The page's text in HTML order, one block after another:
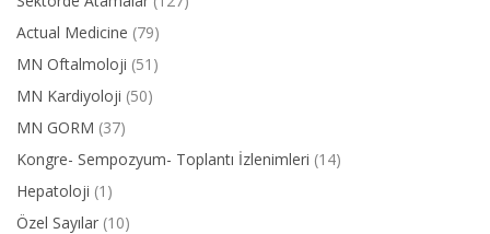
Actual Medicine (79)
MN Oftalmoloji (51)
MN Kardiyoloji (50)
MN GORM (37)
Kongre- Sempozyum- Toplantı İzlenimleri (14)
Hepatoloji (1)
Özel Sayılar (10)